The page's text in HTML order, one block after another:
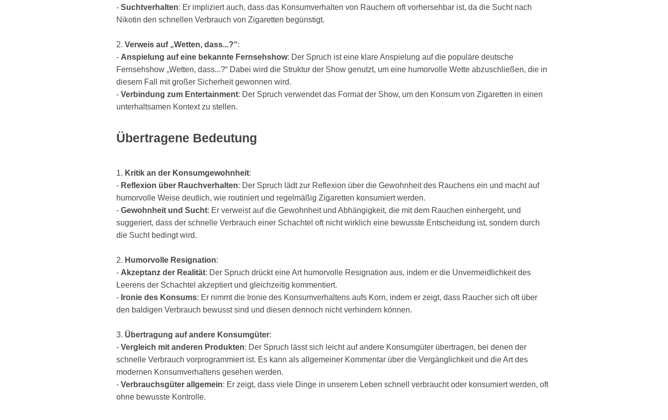
- Suchtverhalten: Er impliziert auch, dass das Konsumverhalten von Rauchern oft vorhersehbar ist, da die Sucht nach
Nikotin den schnellen Verbrauch von Zigaretten begünstigt.
2. Verweis auf „Wetten, dass...?“:
- Anspielung auf eine bekannte Fernsehshow: Der Spruch ist eine klare Anspielung auf die populäre deutsche
Fernsehshow „Wetten, dass...?“ Dabei wird die Struktur der Show genutzt, um eine humorvolle Wette abzuschließen, die in
diesem Fall mit großer Sicherheit gewonnen wird.
- Verbindung zum Entertainment: Der Spruch verwendet das Format der Show, um den Konsum von Zigaretten in einen
unterhaltsamen Kontext zu stellen.
Übertragene Bedeutung
1. Kritik an der Konsumgewohnheit:
- Reflexion über Rauchverhalten: Der Spruch lädt zur Reflexion über die Gewohnheit des Rauchens ein und macht auf
humorvolle Weise deutlich, wie routiniert und regelmäßig Zigaretten konsumiert werden.
- Gewohnheit und Sucht: Er verweist auf die Gewohnheit und Abhängigkeit, die mit dem Rauchen einhergeht, und
suggeriert, dass der schnelle Verbrauch einer Schachtel oft nicht wirklich eine bewusste Entscheidung ist, sondern durch
die Sucht bedingt wird.
2. Humorvolle Resignation:
- Akzeptanz der Realität: Der Spruch drückt eine Art humorvolle Resignation aus, indem er die Unvermeidlichkeit des
Leerens der Schachtel akzeptiert und gleichzeitig kommentiert.
- Ironie des Konsums: Er nimmt die Ironie des Konsumverhaltens aufs Korn, indem er zeigt, dass Raucher sich oft über
den baldigen Verbrauch bewusst sind und diesen dennoch nicht verhindern können.
3. Übertragung auf andere Konsumgüter:
- Vergleich mit anderen Produkten: Der Spruch lässt sich leicht auf andere Konsumgüter übertragen, bei denen der
schnelle Verbrauch vorprogrammiert ist. Es kann als allgemeiner Kommentar über die Vergänglichkeit und die Art des
modernen Konsumverhaltens gesehen werden.
- Verbrauchsgüter allgemein: Er zeigt, dass viele Dinge in unserem Leben schnell verbraucht oder konsumiert werden, oft
ohne bewusste Kontrolle.